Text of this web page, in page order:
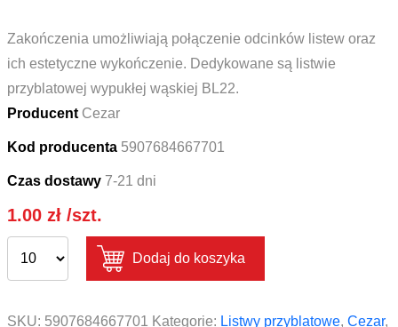
Zakończenia umożliwiają połączenie odcinków listew oraz
ich estetyczne wykończenie. Dedykowane są listwie
przyblatowej wypukłej wąskiej BL22.
Producent Cezar
Kod producenta 5907684667701
Czas dostawy 7-21 dni
1.00 zł/szt.
Dodaj do koszyka
SKU: 5907684667701 Kategorie: Listwy przyblatowe, Cezar,